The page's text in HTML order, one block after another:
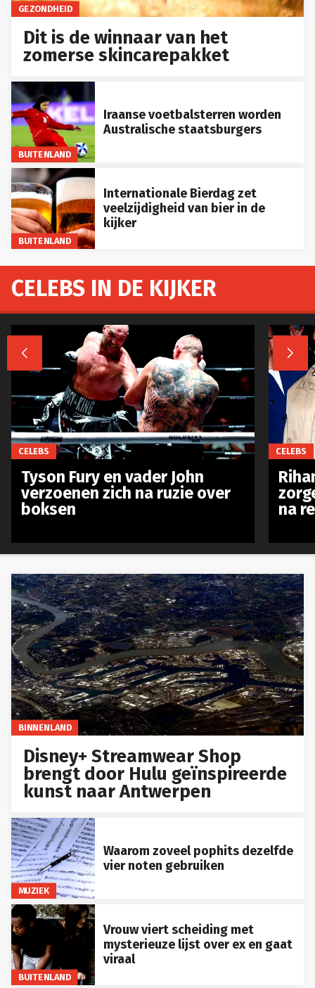
GEZONDHEID
Dit is de winnaar van het
zomerse skincarepakket
BUITENLAND
Iraanse voetbalsterren worden
Australische staatsburgers
BUITENLAND
Internationale Bierdag zet
veelzijdigheid van bier in de
kijker
BINNENLAND
Disney+ Streamwear Shop
brengt door Hulu geïnspireerde
kunst naar Antwerpen
MUZIEK
Waarom zoveel pophits dezelfde
vier noten gebruiken
BUITENLAND
Vrouw viert scheiding met
mysterieuze lijst over ex en gaat
viraal
CELEBS IN DE KIJKER
 
CELEBS
Tyson Fury en vader John
verzoenen zich na ruzie over
boksen
CELEBS
na